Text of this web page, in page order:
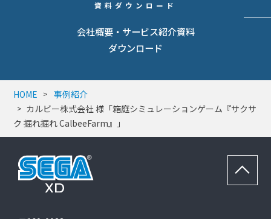
資料ダウンロード
会社概要・サービス紹介資料
ダウンロード
HOME
事例紹介
カルビー株式会社 様「箱庭シミュレーションゲーム『サクサ
ク 掘れ掘れ CalbeeFarm』」